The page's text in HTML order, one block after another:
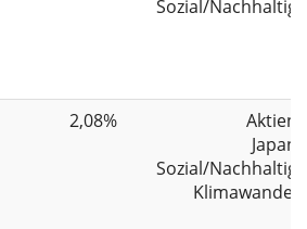
Sozial/Nachhaltig
2,08%
Aktien
Japan
Sozial/Nachhaltig
Klimawandel